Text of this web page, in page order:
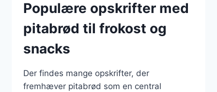
Populære opskrifter med
pitabrød til frokost og
snacks
Der findes mange opskrifter, der
fremhæver pitabrød som en central